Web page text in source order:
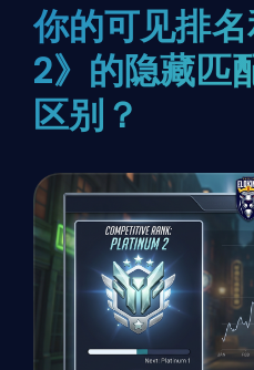
你的可见排
2》的隐藏匹
区别？